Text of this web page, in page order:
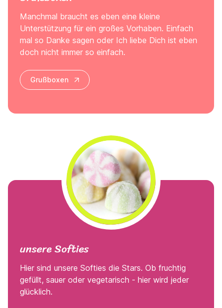
Manchmal braucht es eben eine kleine
Unterstützung für ein großes Vorhaben. Einfach
mal so Danke sagen oder Ich liebe Dich ist eben
doch nicht immer so einfach.
Grußboxen
unsere Softies
Hier sind unsere Softies die Stars. Ob fruchtig
gefüllt, sauer oder vegetarisch - hier wird jeder
glücklich.